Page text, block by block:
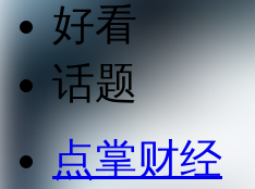
好看
话题
点掌财经